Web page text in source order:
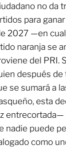
no da
para
2027 —en
naranja se
del PRI.
después
se sumará a
esta
entrecortada—
nadie puede
como